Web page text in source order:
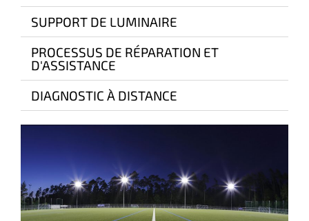
SUPPORT DE LUMINAIRE
PROCESSUS DE RÉPARATION ET
D'ASSISTANCE
DIAGNOSTIC À DISTANCE